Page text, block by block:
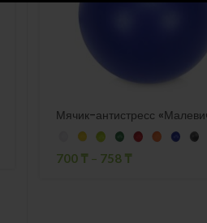
Мячик-антистресс
700 ₸ – 758 ₸